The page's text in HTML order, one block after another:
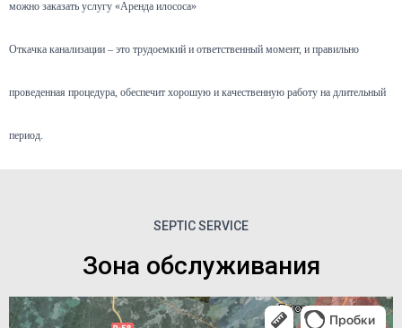
можно заказать услугу «Аренда илососа»
Откачка канализации – это трудоемкий и ответственный момент, и правильно
проведенная процедура, обеспечит хорошую и качественную работу на длительный
период.
SEPTIC SERVICE
Зона обслуживания